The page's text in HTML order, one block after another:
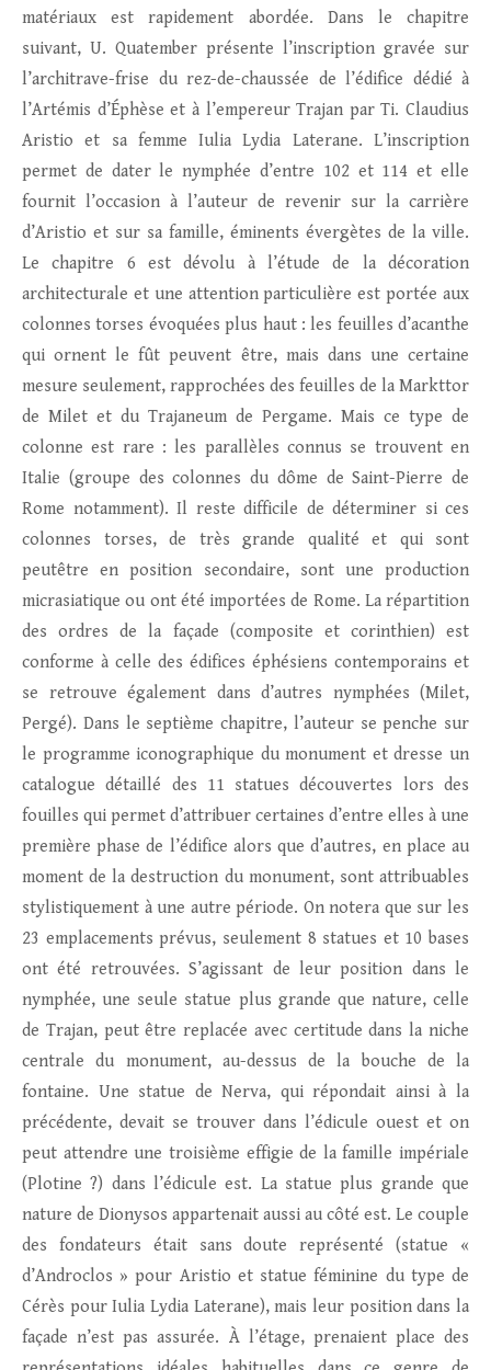
matériaux est rapidement abordée. Dans le chapitre
suivant, U. Quatember présente l’inscription gravée sur
l’architrave-frise du rez-de-chaussée de l’édifice dédié à
l’Artémis d’Éphèse et à l’empereur Trajan par Ti. Claudius
Aristio et sa femme Iulia Lydia Laterane. L’inscription
permet de dater le nymphée d’entre 102 et 114 et elle
fournit l’occasion à l’auteur de revenir sur la carrière
d’Aristio et sur sa famille, éminents évergètes de la ville.
Le chapitre 6 est dévolu à l’étude de la décoration
architecturale et une attention particulière est portée aux
colonnes torses évoquées plus haut : les feuilles d’acanthe
qui ornent le fût peuvent être, mais dans une certaine
mesure seulement, rapprochées des feuilles de la Markttor
de Milet et du Trajaneum de Pergame. Mais ce type de
colonne est rare : les parallèles connus se trouvent en
Italie (groupe des colonnes du dôme de Saint-Pierre de
Rome notamment). Il reste difficile de déterminer si ces
colonnes torses, de très grande qualité et qui sont
peutêtre en position secondaire, sont une production
micrasiatique ou ont été importées de Rome. La répartition
des ordres de la façade (composite et corinthien) est
conforme à celle des édifices éphésiens contemporains et
se retrouve également dans d’autres nymphées (Milet,
Pergé). Dans le septième chapitre, l’auteur se penche sur
le programme iconographique du monument et dresse un
catalogue détaillé des 11 statues découvertes lors des
fouilles qui permet d’attribuer certaines d’entre elles à une
première phase de l’édifice alors que d’autres, en place au
moment de la destruction du monument, sont attribuables
stylistiquement à une autre période. On notera que sur les
23 emplacements prévus, seulement 8 statues et 10 bases
ont été retrouvées. S’agissant de leur position dans le
nymphée, une seule statue plus grande que nature, celle
de Trajan, peut être replacée avec certitude dans la niche
centrale du monument, au-dessus de la bouche de la
fontaine. Une statue de Nerva, qui répondait ainsi à la
précédente, devait se trouver dans l’édicule ouest et on
peut attendre une troisième effigie de la famille impériale
(Plotine ?) dans l’édicule est. La statue plus grande que
nature de Dionysos appartenait aussi au côté est. Le couple
des fondateurs était sans doute représenté (statue «
d’Androclos » pour Aristio et statue féminine du type de
Cérès pour Iulia Lydia Laterane), mais leur position dans la
façade n’est pas assurée. À l’étage, prenaient place des